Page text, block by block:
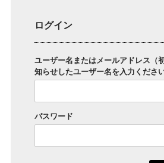
ログイン
ユーザー名またはメールアドレス（
知らせしたユーザー名を入力ください
パスワード